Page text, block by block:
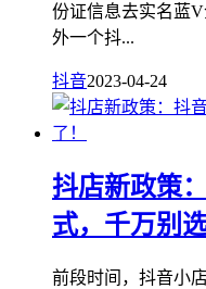
份证信息去实名蓝
外一个抖...
抖音2023-04-24
抖店新政策
式，千万别选
前段时间，抖音小